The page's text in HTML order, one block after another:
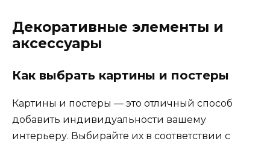
Декоративные элементы и
аксессуары
Как выбрать картины и постеры
Картины и постеры — это отличный способ
добавить индивидуальности вашему
интерьеру. Выбирайте их в соответствии с